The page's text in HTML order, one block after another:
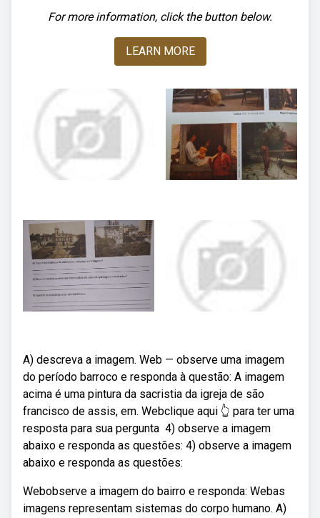
For more information, click the button below.
LEARN MORE
A) descreva a imagem. Web — observe uma imagem
do período barroco e responda à questão: A imagem
acima é uma pintura da sacristia da igreja de são
francisco de assis, em. Webclique aqui 👆 para ter uma
resposta para sua pergunta ️ 4) observe a imagem
abaixo e responda as questões: 4) observe a imagem
abaixo e responda as questões:
Webobserve a imagem do bairro e responda: Webas
imagens representam sistemas do corpo humano. A)